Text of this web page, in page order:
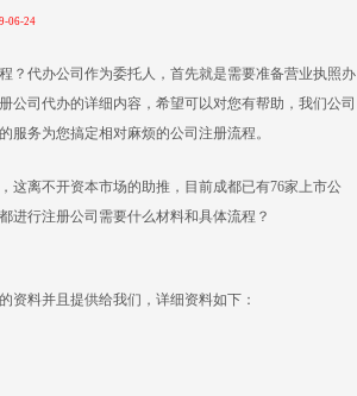
06-24
？代办公司作为委托人，首先就是需要准备营业执照办
公司代办的详细内容，希望可以对您有帮助，我们公司
务为您搞定相对麻烦的公司注册流程。
离不开资本市场的助推，目前成都已有76家上市公
进行注册公司需要什么材料和具体流程？
料并且提供给我们，详细资料如下：